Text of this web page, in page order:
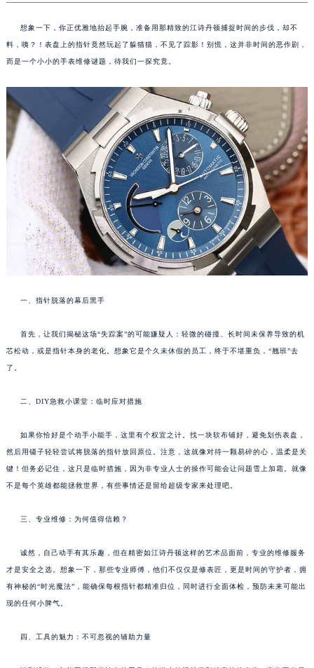
想象一下，你正优雅地抬起手腕，准备用那精致的江诗丹顿捕捉时间的步伐，却不
料，咦？！表盘上的指针竟然玩起了躲猫猫，不见了踪影！别慌，这并非时间的恶作剧，
而是一个小小的手表维修谜题，待我们一探究竟。
一、指针脱落的幕后黑手
首先，让我们揭秘这场“失踪案”的可能嫌疑人：轻微的碰撞、长时间未保养导致的机
芯松动，或是指针本身的老化。想象它是个久未休假的员工，终于不堪重负，“翘班”去
了。
二、DIY急救小课堂：临时应对措施
如果你恰好是个动手小能手，这里有个权宜之计。找一块软布铺好，避免划伤表盘，
然后用镊子轻轻尝试将脱落的指针放回原位。注意，这就像对待一颗易碎的心，温柔是关
键！但务必记住，这只是临时措施，因为非专业人士的操作可能会让问题雪上加霜。就像
不是每个英雄都能拯救世界，有些事情还是留给超级专家来处理吧。
三、专业维修：为何值得信赖？
诚然，自己动手有其乐趣，但在精密如江诗丹顿这样的艺术品面前，专业的维修服务
才是安全之选。想象一下，那些专业师傅，他们不仅仅是修表匠，更是时间的守护者，拥
有神秘的“时光魔法”，能确保每根指针都精准归位，同时进行全面体检，预防未来可能出
现的任何小脾气。
四、工具的魅力：不可忽视的辅助力量